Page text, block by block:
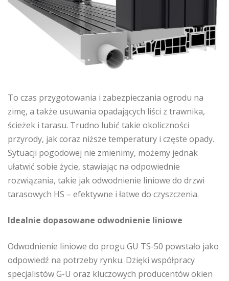
To czas przygotowania i zabezpieczania ogrodu na
zimę, a także usuwania opadających liści z trawnika,
ścieżek i tarasu. Trudno lubić takie okoliczności
przyrody, jak coraz niższe temperatury i częste opady.
Sytuacji pogodowej nie zmienimy, możemy jednak
ułatwić sobie życie, stawiając na odpowiednie
rozwiązania, takie jak odwodnienie liniowe do drzwi
tarasowych HS – efektywne i łatwe do czyszczenia.
Idealnie dopasowane odwodnienie liniowe
Odwodnienie liniowe do progu GU TS-50 powstało jako
odpowiedź na potrzeby rynku. Dzięki współpracy
specjalistów G-U oraz kluczowych producentów okien